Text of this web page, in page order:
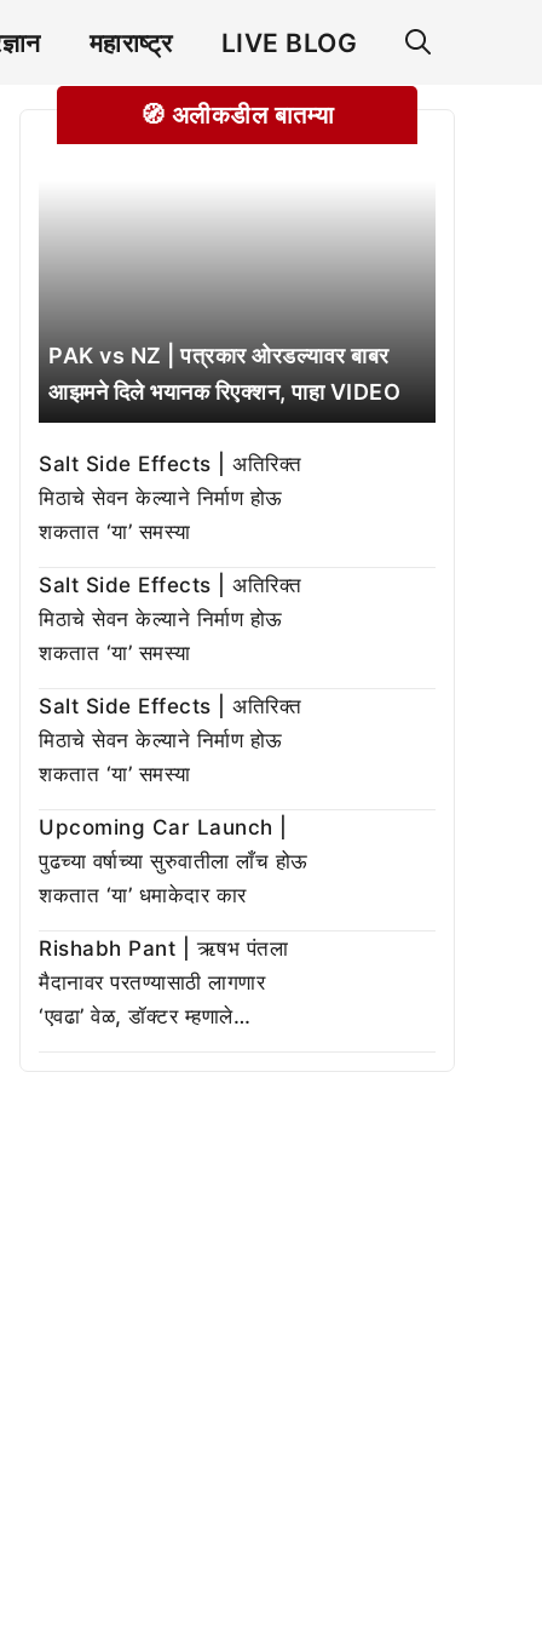
महाराष्ट्र LIVE BLOG
🧭 अलीकडील बातम्या
PAK vs NZ | पत्रकार ओरडल्यावर बाबर
आझमने दिले भयानक रिएक्शन, पाहा VIDEO
Salt Side Effects | अतिरिक्त
मिठाचे सेवन केल्याने निर्माण होऊ
शकतात ‘या’ समस्या
Salt Side Effects | अतिरिक्त
मिठाचे सेवन केल्याने निर्माण होऊ
शकतात ‘या’ समस्या
Salt Side Effects | अतिरिक्त
मिठाचे सेवन केल्याने निर्माण होऊ
शकतात ‘या’ समस्या
Upcoming Car Launch |
पुढच्या वर्षाच्या सुरुवातीला लाँच होऊ
शकतात ‘या’ धमाकेदार कार
Rishabh Pant | ऋषभ पंतला
मैदानावर परतण्यासाठी लागणार
‘एवढा’ वेळ, डॉक्टर म्हणाले…